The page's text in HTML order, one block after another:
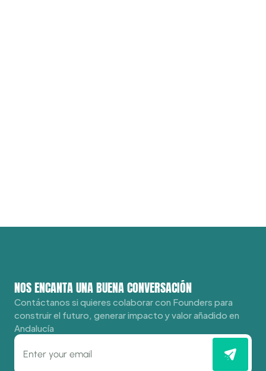
Únete a Founders
NOS ENCANTA UNA BUENA CONVERSACIÓN
Contáctanos si quieres colaborar con Founders para
construir el futuro, generar impacto y valor añadido en
Andalucía